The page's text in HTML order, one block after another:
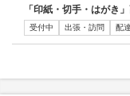
「印紙・切手・はがき
受付中 出張・訪問 配